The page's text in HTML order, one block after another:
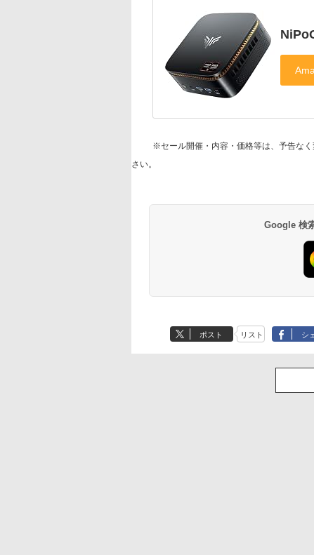
※セール開催・内容・価格等は、予告な
さい。
Google 検
ポスト リスト シ